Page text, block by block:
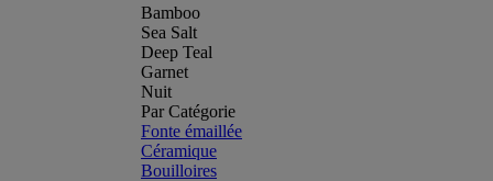
Bamboo
Sea Salt
Deep Teal
Garnet
Nuit
Par Catégorie
Fonte émaillée
Céramique
Bouilloires